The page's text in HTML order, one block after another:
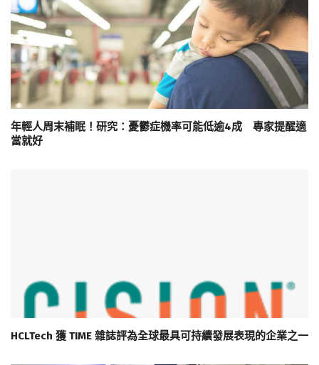
年輕人周末補眠！研究：憂鬱症機率可能低逾4成 專家提醒適
當就好
HCLTech 獲 TIME 雜誌評為全球最具可持續發展表現的企業之一